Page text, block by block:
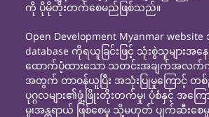
ကို ပိုမိုတိုးတက်စေမည်ဖြစ်သည်။
Open Development Myanmar
database ကိုရယူခြင်းဖြင့် သုံးစွဲသူများအန
ထောက်ပံ့ထားသော သတင်းအချက်အလက်ကို
အတွက် တာဝန်ယူပြီး အသုံးပြုမှုကြောင့် တစ်
ပုဂ္ဂလများ၏ဖွံ့ဖြိုးတိုးတက်မှု၊ ပုံစံနှင့် အကြော
မှု၊အန္တရာယ် ဖြစ်စေမှု သို့မဟုတ် ပျက်ဆီးစေ